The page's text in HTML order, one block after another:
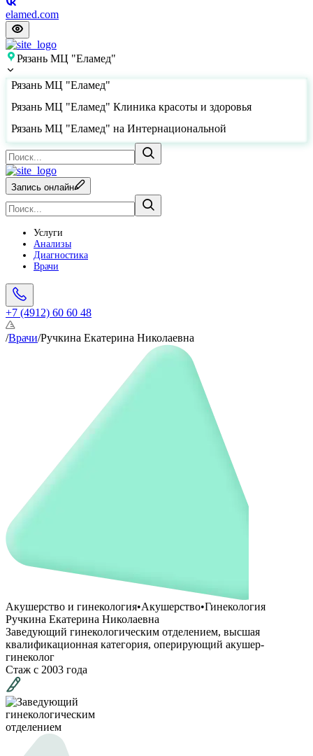
elamed.com
Рязань МЦ "Еламед"
Рязань МЦ "Еламед"
Рязань МЦ "Еламед" Клиника красоты и здоровья
Рязань МЦ "Еламед" на Интернациональной
Запись онлайн
Услуги
Анализы
Диагностика
Врачи
+7 (4912) 60 60 48
/Врачи/Ручкина Екатерина Николаевна
Акушерство и гинекология•Акушерство•Гинекология
Ручкина Екатерина Николаевна
Заведующий гинекологическим отделением, высшая
квалификационная категория, оперирующий акушер-
гинеколог
Стаж с 2003 года